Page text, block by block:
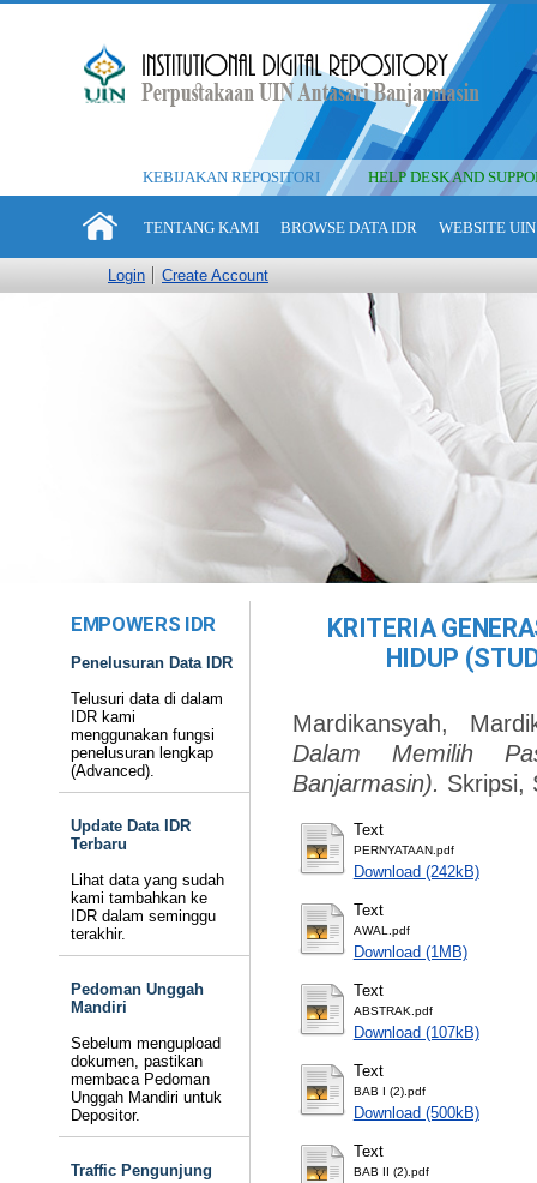
KEBIJAKAN REPOSITORI HELP DESK AND
TENTANG KAMI BROWSE DATA IDR WEBSITE
Login Create Account
EMPOWERS IDR
Penelusuran Data IDR
Telusuri data di dalam
IDR kami
menggunakan fungsi
penelusuran lengkap
(Advanced).
Update Data IDR
Terbaru
Lihat data yang sudah
kami tambahkan ke
IDR dalam seminggu
terakhir.
Pedoman Unggah
Mandiri
Sebelum mengupload
dokumen, pastikan
membaca Pedoman
Unggah Mandiri untuk
Depositor.
Traffic Pengunjung
KRITERIA
HIDUP
Mardikansyah,
Dalam Memilih
Banjarmasin). Skripsi,
Text
PERNYATAAN.pdf
Download (242kB)
Text
AWAL.pdf
Download (1MB)
Text
ABSTRAK.pdf
Download (107kB)
Text
BAB I (2).pdf
Download (500kB)
Text
BAB II (2).pdf